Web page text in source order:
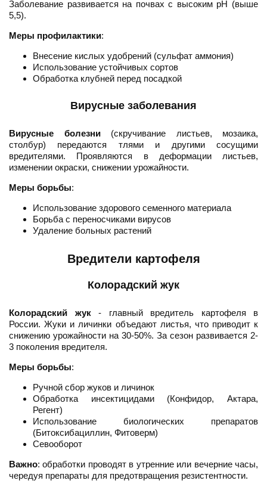
Заболевание развивается на почвах с высоким pH (выше
5,5).
Меры профилактики:
Внесение кислых удобрений (сульфат аммония)
Использование устойчивых сортов
Обработка клубней перед посадкой
Вирусные заболевания
Вирусные болезни(скручивание листьев, мозаика,
столбур) передаются тлями и другими сосущими
вредителями. Проявляются в деформации листьев,
изменении окраски, снижении урожайности.
Меры борьбы:
Использование здорового семенного материала
Борьба с переносчиками вирусов
Удаление больных растений
Вредители картофеля
Колорадский жук
Колорадский жук- главный вредитель картофеля в
России. Жуки и личинки объедают листья, что приводит к
снижению урожайности на 30-50%. За сезон развивается 2-
3 поколения вредителя.
Меры борьбы:
Ручной сбор жуков и личинок
Обработка инсектицидами (Конфидор, Актара,
Регент)
Использование биологических препаратов
(Битоксибациллин, Фитоверм)
Севооборот
Важно: обработки проводят в утренние или вечерние часы,
чередуя препараты для предотвращения резистентности.